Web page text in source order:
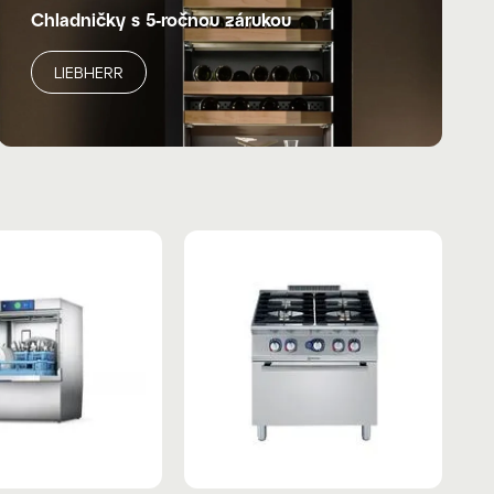
Chladničky s 5-ročnou zárukou
LIEBHERR